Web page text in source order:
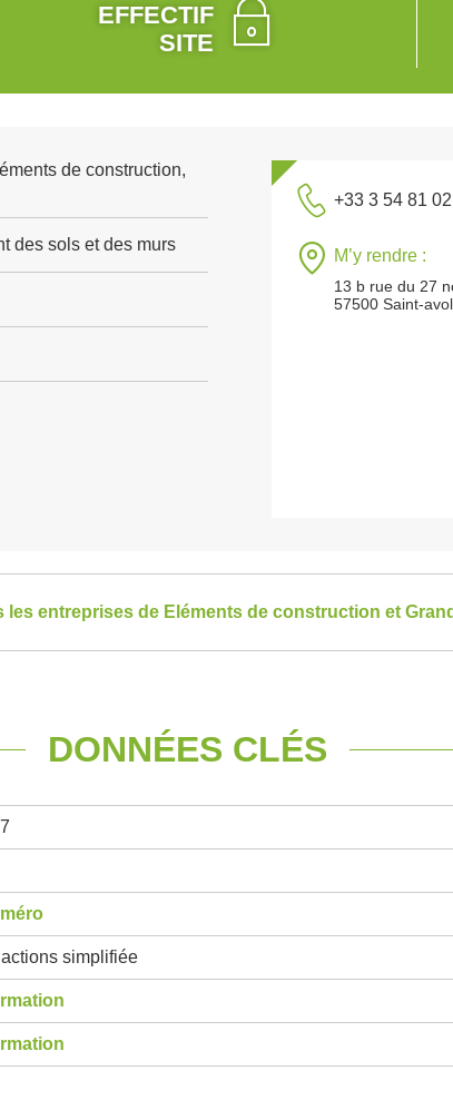
EFFECTIF
SITE
de construction,
des sols et des murs
+33 3 54 81
M’y rendre :
13 b rue du 27
57500 Saint-
les entreprises de Eléments de construction et
DONNÉES CLÉS
simplifiée